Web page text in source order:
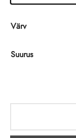
Värv
Suurus